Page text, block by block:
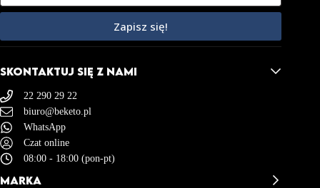
Zapisz się!
SKONTAKTUJ SIĘ Z NAMI
22 290 29 22
biuro@beketo.pl
WhatsApp
Czat online
08:00 - 18:00 (pon-pt)
MARKA